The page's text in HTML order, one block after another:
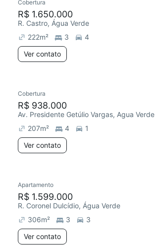
Cobertura
R$ 1.650.000
R. Castro, Água Verde
222m² 3
4
Ver contato
Cobertura
R$ 938.000
Av. Presidente Getúlio Vargas, Agua Verde
207m² 4
1
Ver contato
Redecorar
Apartamento
R$ 1.599.000
R. Coronel Dulcídio, Água Verde
306m² 3
3
Ver contato